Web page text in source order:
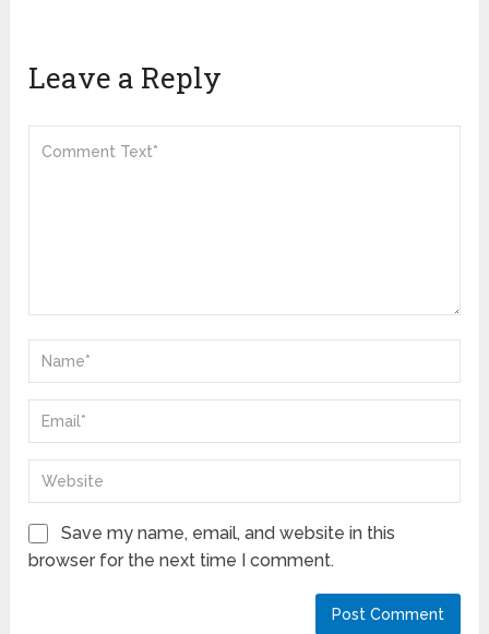
Leave a Reply
Save my name, email, and website in this
browser for the next time I comment.